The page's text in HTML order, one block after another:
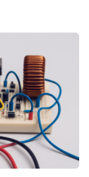
zu
– mit einer
Euro.
großen
des
Im
Neue
rasch in die